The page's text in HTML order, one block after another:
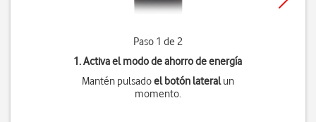
Paso 1 de 2
1. Activa el modo de ahorro de energía
Mantén pulsadoel botón lateralun
momento.